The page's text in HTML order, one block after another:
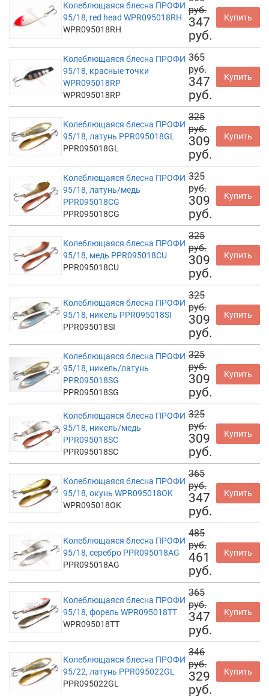
Колеблющаяся блесна ПРОФИ
95/18, red head WPR095018RH
WPR095018RH
руб.
347
руб.
Купить
Колеблющаяся блесна ПРОФИ
95/18, красные точки
WPR095018RP
WPR095018RP
365
руб.
347
руб.
Купить
Колеблющаяся блесна ПРОФИ
95/18, латунь PPR095018GL
PPR095018GL
325
руб.
309
руб.
Купить
Колеблющаяся блесна ПРОФИ
95/18, латунь/медь
PPR095018CG
PPR095018CG
325
руб.
309
руб.
Купить
Колеблющаяся блесна ПРОФИ
95/18, медь PPR095018CU
PPR095018CU
325
руб.
309
руб.
Купить
Колеблющаяся блесна ПРОФИ
95/18, никель PPR095018SI
PPR095018SI
325
руб.
309
руб.
Купить
Колеблющаяся блесна ПРОФИ
95/18, никель/латунь
PPR095018SG
PPR095018SG
325
руб.
309
руб.
Купить
Колеблющаяся блесна ПРОФИ
95/18, никель/медь
PPR095018SC
PPR095018SC
325
руб.
309
руб.
Купить
Колеблющаяся блесна ПРОФИ
95/18, окунь WPR095018OK
WPR095018OK
365
руб.
347
руб.
Купить
Колеблющаяся блесна ПРОФИ
95/18, серебро PPR095018AG
PPR095018AG
485
руб.
461
руб.
Купить
Колеблющаяся блесна ПРОФИ
95/18, форель WPR095018TT
WPR095018TT
365
руб.
347
руб.
Купить
Колеблющаяся блесна ПРОФИ
95/22, латунь PPR095022GL
PPR095022GL
346
руб.
329
руб.
Купить